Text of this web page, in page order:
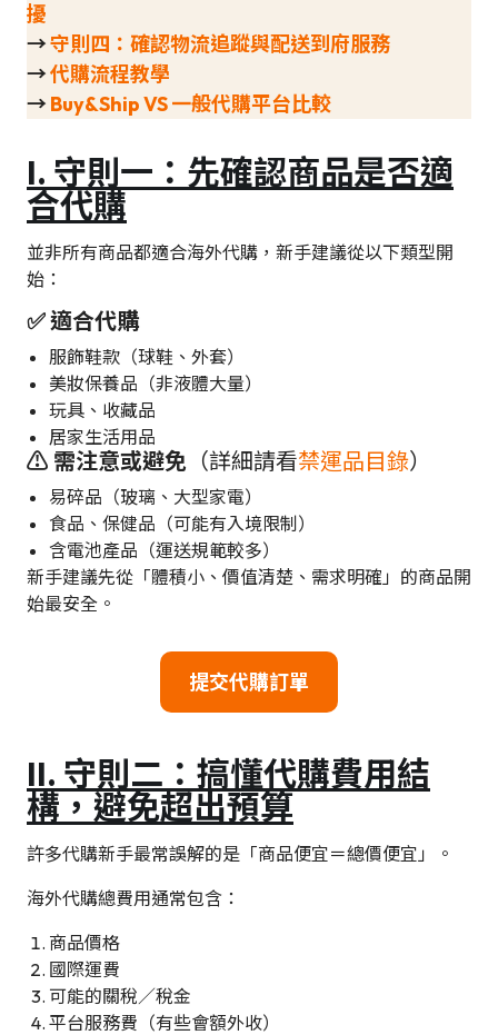
擾
→守則四 ：確認物流追蹤與配送到府服務
→代購流程教學
→ Buy&Ship VS 一般代購平台比較
I. 守則一：先確認商品是否適
合代購
並非所有商品都適合海外代購，新手建議從以下類型開
始：
✅ 適合代購
服飾鞋款（球鞋、外套）
美妝保養品（非液體大量）
玩具、收藏品
居家生活用品
⚠️ 需注意或避免 （詳細請看禁運品目錄）
易碎品（玻璃、大型家電）
食品、保健品（可能有入境限制）
含電池產品（運送規範較多）
新手建議先從「體積小、價值清楚、需求明確」的商品開
始最安全。
提交代購訂單
II. 守則二：搞懂代購費用結
構，避免超出預算
許多代購新手最常誤解的是「商品便宜＝總價便宜」。
海外代購總費用通常包含：
商品價格
國際運費
可能的關稅／稅金
平台服務費（有些會額外收）